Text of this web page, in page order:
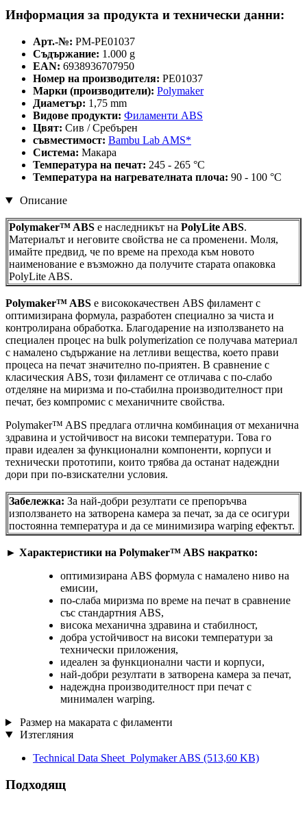
Информация за продукта и технически данни:
Арт.-№: PM-PE01037
Съдържание: 1.000 g
EAN: 6938936707950
Номер на производителя: PE01037
Марки (производители): Polymaker
Диаметър: 1,75 mm
Видове продукти: Филаменти ABS
Цвят: Сив / Сребърен
съвместимост: Bambu Lab AMS*
Система: Макара
Температура на печат: 245 - 265 °C
Температура на нагревателната плоча: 90 - 100 °C
Описание
Polymaker™ ABS е наследникът на PolyLite ABS.
Материалът и неговите свойства не са променени. Моля,
имайте предвид, че по време на прехода към новото
наименование е възможно да получите старата опаковка
PolyLite ABS.
Polymaker™ ABS е висококачествен ABS филамент с
оптимизирана формула, разработен специално за чиста и
контролирана обработка. Благодарение на използването на
специален процес на bulk polymerization се получава материал
с намалено съдържание на летливи вещества, което прави
процеса на печат значително по-приятен. В сравнение с
класическия ABS, този филамент се отличава с по-слабо
отделяне на миризма и по-стабилна производителност при
печат, без компромис с механичните свойства.
Polymaker™ ABS предлага отлична комбинация от механична
здравина и устойчивост на високи температури. Това го
прави идеален за функционални компоненти, корпуси и
технически прототипи, които трябва да останат надеждни
дори при по-взискателни условия.
Забележка: За най-добри резултати се препоръчва
използването на затворена камера за печат, за да се осигури
постоянна температура и да се минимизира warping ефектът.
► Характеристики на Polymaker™ ABS накратко:
оптимизирана ABS формула с намалено ниво на
емисии,
по-слаба миризма по време на печат в сравнение
със стандартния ABS,
висока механична здравина и стабилност,
добра устойчивост на високи температури за
технически приложения,
идеален за функционални части и корпуси,
най-добри резултати в затворена камера за печат,
надеждна производителност при печат с
минимален warping.
Размер на макарата с филаменти
Изтегляния
Technical Data Sheet_Polymaker ABS (513,60 KB)
Подходящ